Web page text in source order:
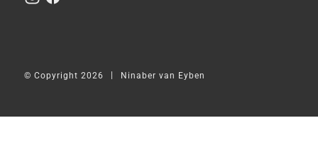
© Copyright 2026 Ninaber van Eyben